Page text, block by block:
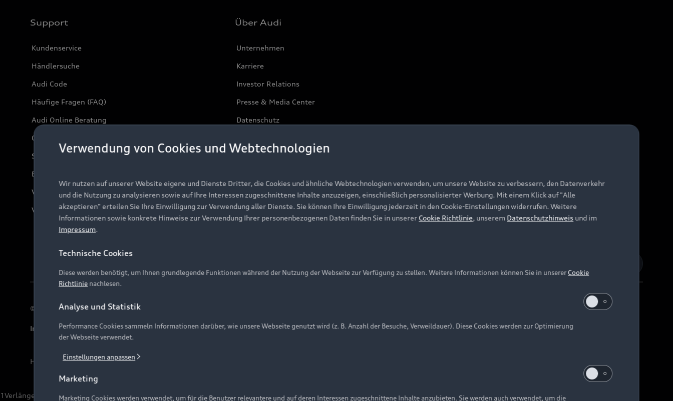
Support
Kundenservice
Händlersuche
Audi Code
Häufige Fragen (FAQ)
Audi Online Beratung
Online-Terminvereinbarung
Servicekontakt
Bordbuch & Bedienungsanleitungen
Verträge kündigen
Vertrag widerrufen
Über Audi
Unternehmen
Karriere
Investor Relations
Presse & Media Center
Datenschutz
© 2026 AUDI AG. Alle Rechte vorbehalten
Impressum Rechtliches Hinweisgebersystem Datenschutzinformation Cookie-Einstellungen Cookie-Richtlinie Barrierefreiheit Digital Services Act
Hinweis: Die aktuelle Darstellung und Anordnung der Embleme am Fahrzeug bei allen Abbildungen auf dieser Webseite kann abweichen.
1Verlängerung vorbehalten.
Verwendung von Cookies und Webtechnologien
Wir nutzen auf unserer Website eigene und Dienste Dritter, die Cookies und ähnliche Webtechnologien verwenden, um unsere Website zu verbessern, den Datenverkehr
und die Nutzung zu analysieren sowie auf Ihre Interessen zugeschnittene Inhalte anzuzeigen, einschließlich personalisierter Werbung. Mit einem Klick auf "Alle
akzeptieren" erteilen Sie Ihre Einwilligung zur Verwendung aller Dienste. Sie können Ihre Einwilligung jederzeit in den Cookie-Einstellungen widerrufen. Weitere
Informationen sowie konkrete Hinweise zur Verwendung Ihrer personenbezogenen Daten finden Sie in unserer Cookie Richtlinie, unserem Datenschutzhinweis und im
Impressum.
Technische Cookies
Diese werden benötigt, um Ihnen grundlegende Funktionen während der Nutzung der Webseite zur Verfügung zu stellen. Weitere Informationen können Sie in unsererCookie
Richtlinie nachlesen.
Analyse und Statistik
Performance Cookies sammeln Informationen darüber, wie unsere Webseite genutzt wird (z. B. Anzahl der Besuche, Verweildauer). Diese Cookies werden zur Optimierung
der Webseite verwendet.
Einstellungen anpassen
Marketing
Marketing Cookies werden verwendet, um für die Benutzer relevantere und auf deren Interessen zugeschnittene Inhalte anzubieten. Sie werden auch verwendet, um die